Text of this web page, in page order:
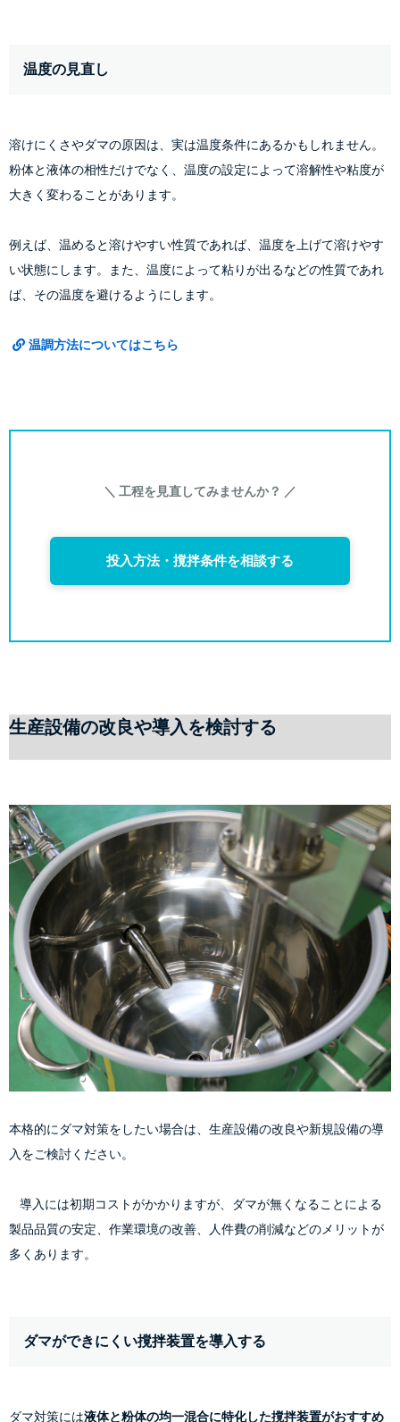
温度の見直し
溶けにくさやダマの原因は、実は温度条件にあるかもしれません。
粉体と液体の相性だけでなく、温度の設定によって溶解性や粘度が
大きく変わることがあります。
例えば、温めると溶けやすい性質であれば、温度を上げて溶けやす
い状態にします。また、温度によって粘りが出るなどの性質であれ
ば、その温度を避けるようにします。
温調方法についてはこちら
＼ 工程を見直してみませんか？ ／
投入方法・撹拌条件を相談する
生産設備の改良や導入を検討する
本格的にダマ対策をしたい場合は、生産設備の改良や新規設備の導
入をご検討ください。
製品品質の安定、作業環境の改善、人件費の削減などのメリットが
多くあります。
ダマができにくい撹拌装置を導入する
ダマ対策には液体と粉体の均一混合に特化した撹拌装置がおすすめ